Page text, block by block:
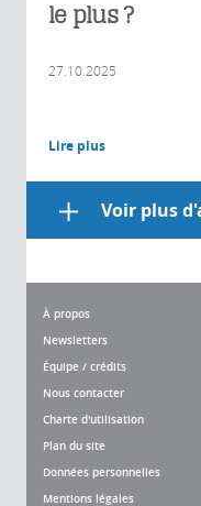
le plus ?
27.10.2025
Lire plus
Voir plus
À propos
Newsletters
Équipe / crédits
Nous contacter
Charte d'utilisation
Plan du site
Données personnelles
Mentions légales